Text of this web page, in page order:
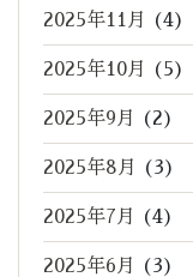
2025年11月 (4)
2025年10月 (5)
2025年9月 (2)
2025年8月 (3)
2025年7月 (4)
2025年6月 (3)